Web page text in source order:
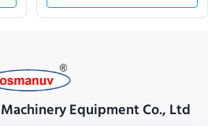
Equipment Co., Ltd